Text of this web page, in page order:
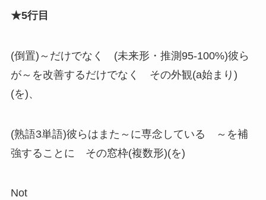
★5行目
(倒置)～だけでなく (未来形・推測95-100%)彼ら
が～を改善するだけでなく その外観(a始まり)
(を)、
(熟語3単語)彼らはまた～に専念している ～を補
強することに その窓枠(複数形)(を)
Not